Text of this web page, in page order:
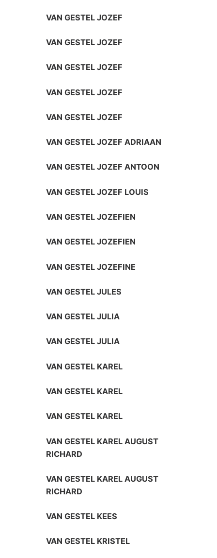
VAN GESTEL JOZEF
VAN GESTEL JOZEF
VAN GESTEL JOZEF
VAN GESTEL JOZEF
VAN GESTEL JOZEF
VAN GESTEL JOZEF ADRIAAN
VAN GESTEL JOZEF ANTOON
VAN GESTEL JOZEF LOUIS
VAN GESTEL JOZEFIEN
VAN GESTEL JOZEFIEN
VAN GESTEL JOZEFINE
VAN GESTEL JULES
VAN GESTEL JULIA
VAN GESTEL JULIA
VAN GESTEL KAREL
VAN GESTEL KAREL
VAN GESTEL KAREL
VAN GESTEL KAREL AUGUST
RICHARD
VAN GESTEL KAREL AUGUST
RICHARD
VAN GESTEL KEES
VAN GESTEL KRISTEL